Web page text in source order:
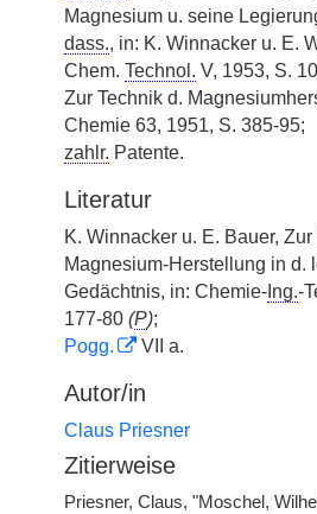
Magnesium u. seine
dass., in: K. Winnacker u. E.
Chem. Technol. V, 1953, S.
Zur Technik d.
Chemie 63, 1951, S. 385-95;
zahlr. Patente.
Literatur
K. Winnacker u. E. Bauer,
Magnesium-Herstellung in d.
Gedächtnis, in: Chemie- Ing.-
177-80 (P);
Pogg.
VII a.
Autor/in
Claus Priesner
Zitierweise
Priesner, Claus, "Moschel,